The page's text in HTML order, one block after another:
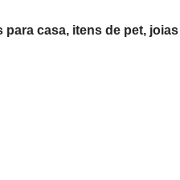
casa, itens de pet, joias